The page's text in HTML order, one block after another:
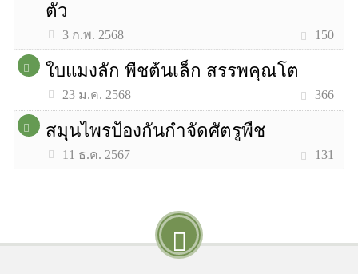
ตัว
3 ก.พ. 2568 150
ใบแมงลัก พืชต้นเล็ก สรรพคุณโต
23 ม.ค. 2568 366
สมุนไพรป้องกันกำจัดศัตรูพืช
11 ธ.ค. 2567 131